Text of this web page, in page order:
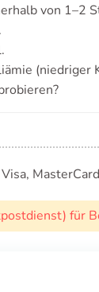
von 1–2
(niedriger
Visa,
für